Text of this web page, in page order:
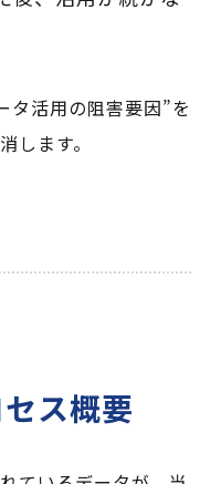
活用の阻害要因”を
します。
ス概要